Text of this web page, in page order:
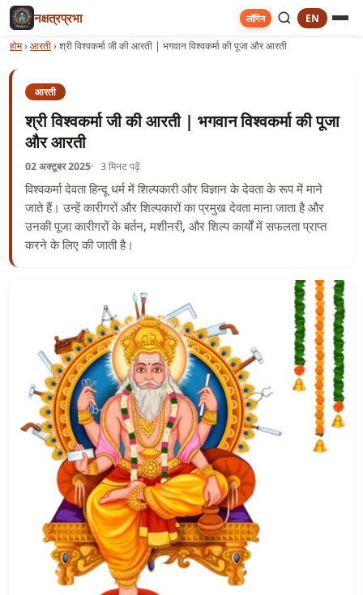
नक्षत्रप्रभा लॉगिन EN
होम›आरती›श्री विश्वकर्मा जी की आरती | भगवान विश्वकर्मा की पूजा और आरती
आरती
श्री विश्वकर्मा जी की आरती | भगवान विश्वकर्मा की पूजा
और आरती
02 अक्टूबर 2025 3 मिनट पढ़ें
विश्वकर्मा देवता हिन्दू धर्म में शिल्पकारी और विज्ञान के देवता के रूप में माने
जाते हैं। उन्हें कारीगरों और शिल्पकारों का प्रमुख देवता माना जाता है और
उनकी पूजा कारीगरों के बर्तन, मशीनरी, और शिल्प कार्यों में सफलता प्राप्त
करने के लिए की जाती है।